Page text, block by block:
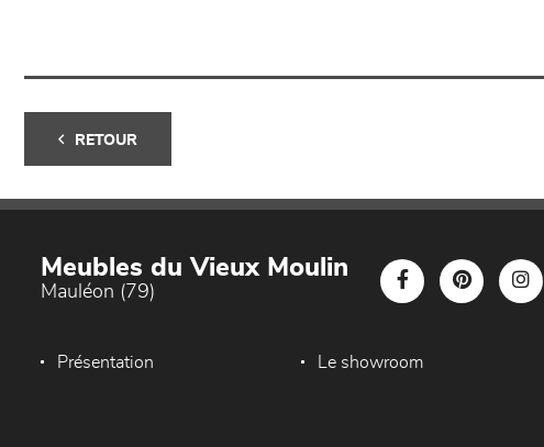
RETOUR
Meubles du Vieux Moulin
Mauléon (79)
Présentation Le showroom